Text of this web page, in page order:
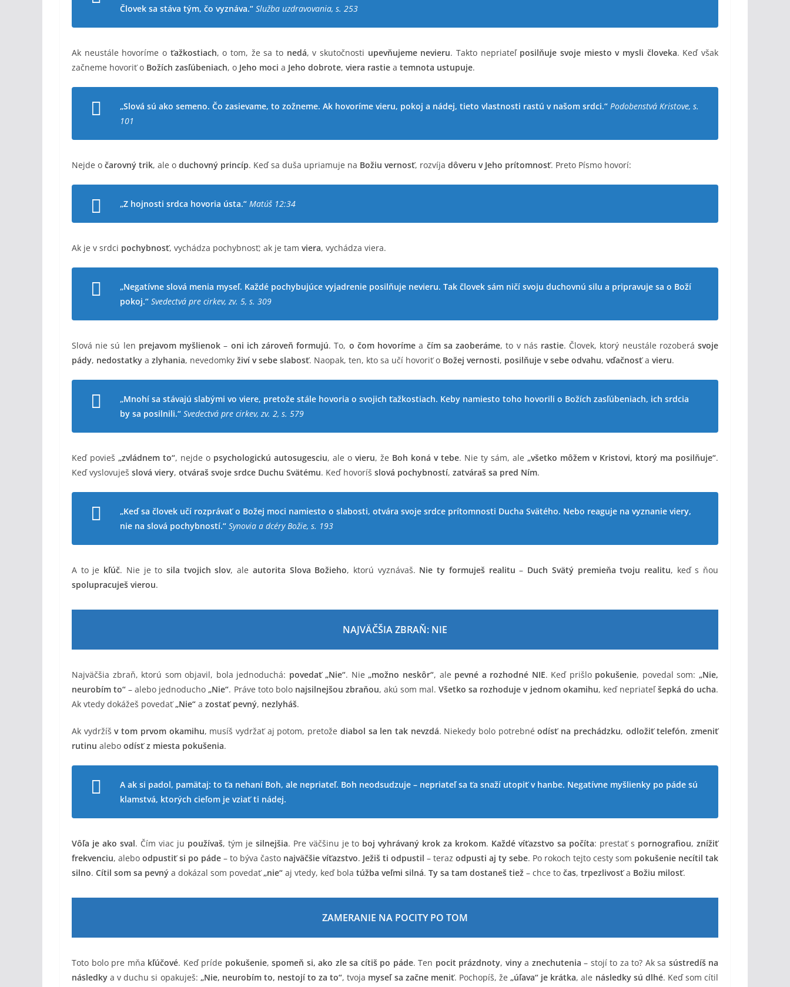
Človek sa stáva tým, čo vyznáva.“ Služba uzdravovania, s. 253
Ak neustále hovoríme o ťažkostiach, o tom, že sa to nedá, v skutočnosti upevňujeme nevieru. Takto nepriateľ posilňuje svoje miesto v mysli človeka. Keď však
začneme hovoriť o Božích zasľúbeniach, o Jeho moci a Jeho dobrote, viera rastie a temnota ustupuje.
„Slová sú ako semeno. Čo zasievame, to zožneme. Ak hovoríme vieru, pokoj a nádej, tieto vlastnosti rastú v našom srdci.“ Podobenstvá Kristove, s.
101
Nejde o čarovný trik, ale o duchovný princíp. Keď sa duša upriamuje na Božiu vernosť, rozvíja dôveru v Jeho prítomnosť. Preto Písmo hovorí:
„Z hojnosti srdca hovoria ústa.“ Matúš 12:34
Ak je v srdci pochybnosť, vychádza pochybnosť; ak je tam viera, vychádza viera.
„Negatívne slová menia myseľ. Každé pochybujúce vyjadrenie posilňuje nevieru. Tak človek sám ničí svoju duchovnú silu a pripravuje sa o Boží
pokoj.“ Svedectvá pre cirkev, zv. 5, s. 309
Slová nie sú len prejavom myšlienok – oni ich zároveň formujú. To, o čom hovoríme a čím sa zaoberáme, to v nás rastie. Človek, ktorý neustále rozoberásvoje
pády, nedostatky a zlyhania, nevedomky živí v sebe slabosť. Naopak, ten, kto sa učí hovoriť o Božej vernosti, posilňuje v sebe odvahu, vďačnosťa vieru.
„Mnohí sa stávajú slabými vo viere, pretože stále hovoria o svojich ťažkostiach. Keby namiesto toho hovorili o Božích zasľúbeniach, ich srdcia
by sa posilnili.“ Svedectvá pre cirkev, zv. 2, s. 579
Keď povieš „zvládnem to“, nejde o psychologickú autosugesciu, ale o vieru, že Boh koná v tebe. Nie ty sám, ale „všetko môžem v Kristovi, ktorý ma posilňuje“.
Keď vyslovuješ slová viery, otváraš svoje srdce Duchu Svätému. Keď hovoríš slová pochybností, zatváraš sa pred Ním.
„Keď sa človek učí rozprávať o Božej moci namiesto o slabosti, otvára svoje srdce prítomnosti Ducha Svätého. Nebo reaguje na vyznanie viery,
nie na slová pochybností.“ Synovia a dcéry Božie, s. 193
A to je kľúč. Nie je tosila tvojich slov, ale autorita Slova Božieho, ktorú vyznávaš. Nie ty formuješ realitu – Duch Svätý premieňa tvoju realitu, keď s ňou
spolupracuješ vierou.
NAJVÄČŠIA ZBRAŇ: NIE
Najväčšia zbraň, ktorú som objavil, bola jednoduchá: povedať „Nie“. Nie„možno neskôr“, ale pevné a rozhodné NIE. Keď prišlo pokušenie, povedal som:„Nie,
neurobím to“ – alebo jednoducho„Nie“. Práve toto bolo najsilnejšou zbraňou, akú som mal.Všetko sa rozhoduje v jednom okamihu, keď nepriateľšepká do ucha.
Ak vtedy dokážeš povedať„Nie“ a zostať pevný, nezlyháš.
Ak vydržíšv tom prvom okamihu, musíš vydržať aj potom, pretože diabol sa len tak nevzdá. Niekedy bolo potrebnéodísť na prechádzku, odložiť telefón,zmeniť
rutinu alebo odísť z miesta pokušenia.
A ak si padol, pamätaj: to ťa nehaní Boh, ale nepriateľ. Boh neodsudzuje – nepriateľ sa ťa snaží utopiť v hanbe. Negatívne myšlienky po páde sú
klamstvá, ktorých cieľom je vziať ti nádej.
Vôľa je ako sval. Čím viac ju používaš, tým je silnejšia. Pre väčšinu je to boj vyhrávaný krok za krokom. Každé víťazstvo sa počíta: prestať s pornografiou,znížiť
frekvenciu, alebo odpustiť si po páde – to býva často najväčšie víťazstvo. Ježiš ti odpustil – teraz odpusti aj ty sebe. Po rokoch tejto cesty som pokušenie necítil tak
silno. Cítil som sa pevný a dokázal som povedať„nie“ aj vtedy, keď bola túžba veľmi silná. Ty sa tam dostaneš tiež – chce to čas, trpezlivosťa Božiu milosť.
ZAMERANIE NA POCITY PO TOM
Toto bolo pre mňa kľúčové. Keď príde pokušenie, spomeň si, ako zle sa cítiš po páde. Ten pocit prázdnoty, vinya znechutenia – stojí to za to? Ak sa sústredíš na
následky a v duchu si opakuješ: „Nie, neurobím to, nestojí to za to“, tvoja myseľ sa začne meniť. Pochopíš, že„úľava“ je krátka, ale následky sú dlhé. Keď som cítil